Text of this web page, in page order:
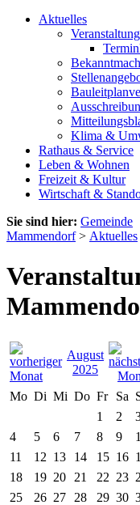
Aktuelles
Klima &
Rathaus & Service
Leben & Wohnen
Freizeit & Kultur
Wirtschaft &
Sie sind hier: Gemeinde
Mammendorf> Aktuelles
August
2025
Mo Di Mi Do Fr Sa
1
2
4
5 6 7 8 9
11
12 13 14 15 16
18
19 20 21 22 23
25
26 27 28 29 30